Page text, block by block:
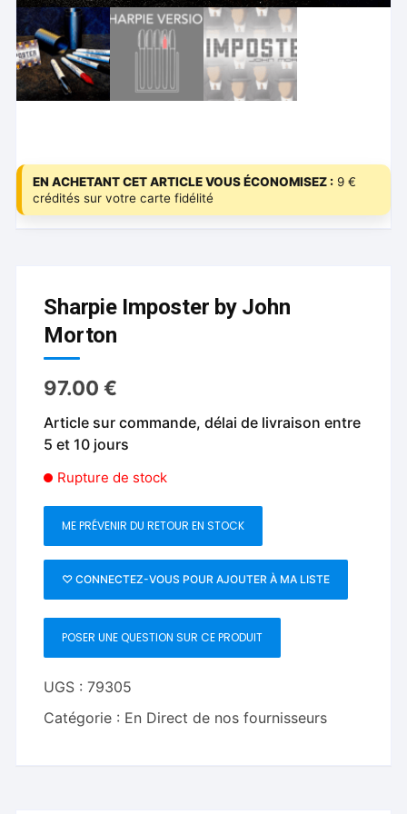
EN ACHETANT CET ARTICLE VOUS ÉCONOMISEZ : 9 €
crédités sur votre carte fidélité
Sharpie Imposter by John
Morton
97.00€
Article sur commande, délai de livraison entre
5 et 10 jours
Rupture de stock
ME PRÉVENIR DU RETOUR EN STOCK
♡ CONNECTEZ-VOUS POUR AJOUTER À MA LISTE
POSER UNE QUESTION SUR CE PRODUIT
UGS :79305
Catégorie : En Direct de nos fournisseurs